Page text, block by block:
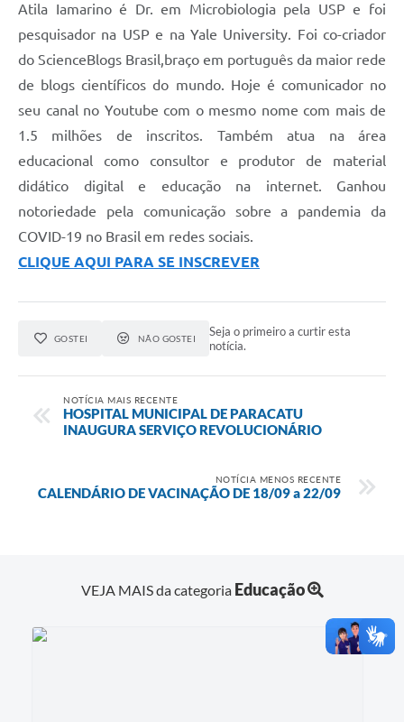
Atila Iamarino é Dr. em Microbiologia pela USP e foi
pesquisador na USP e na Yale University. Foi co-criador
do ScienceBlogs Brasil,braço em português da maior rede
de blogs científicos do mundo. Hoje é comunicador no
seu canal no Youtube com o mesmo nome com mais de
1.5 milhões de inscritos. Também atua na área
educacional como consultor e produtor de material
didático digital e educação na internet. Ganhou
notoriedade pela comunicação sobre a pandemia da
COVID-19 no Brasil em redes sociais.
CLIQUE AQUI PARA SE INSCREVER
GOSTEI NÃO GOSTEI
Seja o primeiro a curtir esta
notícia.
NOTÍCIA MAIS RECENTE
HOSPITAL MUNICIPAL DE PARACATU
INAUGURA SERVIÇO REVOLUCIONÁRIO
NOTÍCIA MENOS RECENTE
CALENDÁRIO DE VACINAÇÃO DE 18/09 a 22/09
VEJA MAIS da categoria Educação